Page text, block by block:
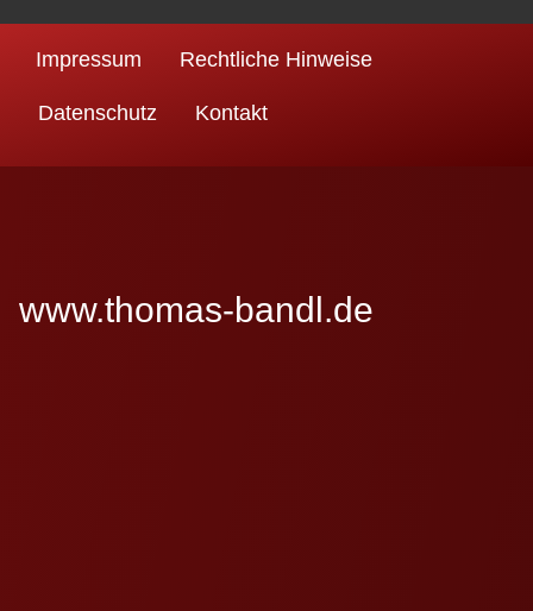
Impressum Rechtliche Hinweise
Datenschutz Kontakt
www.thomas-bandl.de